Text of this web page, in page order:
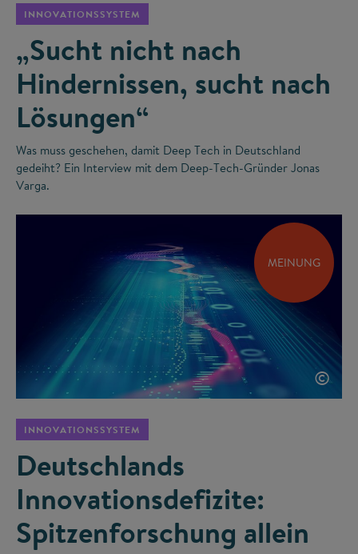
INNOVATIONSSYSTEM
„Sucht nicht nach
Hindernissen, sucht nach
Lösungen“
Was muss geschehen, damit Deep Tech in Deutschland
gedeiht? Ein Interview mit dem Deep-Tech-Gründer Jonas
Varga.
MEINUNG
©
INNOVATIONSSYSTEM
Deutschlands
Innovationsdefizite:
Spitzenforschung allein